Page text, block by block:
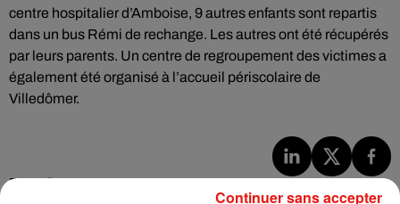
centre hospitalier d’Amboise, 9 autres enfants sont repartis
dans un bus Rémi de rechange. Les autres ont été récupérés
par leurs parents. Un centre de regroupement des victimes a
également été organisé à l’accueil périscolaire de
Villedômer.
Musique Continuer sans accepter